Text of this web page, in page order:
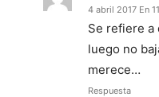
4 abril 2017 En
Se refiere a
luego no
merece…
Respuesta